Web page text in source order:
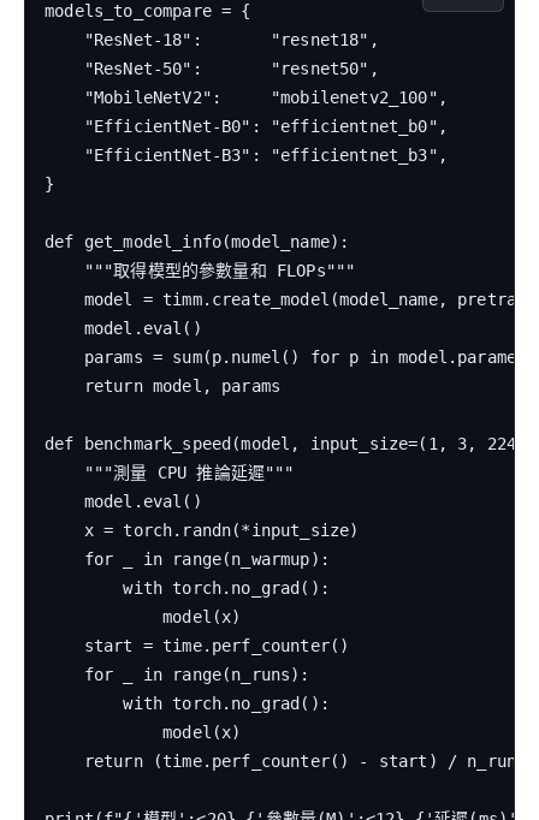
models_to_compare = {
    "ResNet-18":       "resnet18",
    "ResNet-50":       "resnet50",
    "MobileNetV2":     "mobilenetv2_100",
    "EfficientNet-B0": "efficientnet_b0",
    "EfficientNet-B3": "efficientnet_b3",
}
def get_model_info(model_name):
    """取得模型的參數量和 FLOPs"""
model = timm.create_model(model_name,
    model.eval()
params = sum(p.numel() for p in
    return model, params
def benchmark_speed(model, input_size=(1, 3, 224,
    """測量 CPU 推論延遲"""
    model.eval()
    x = torch.randn(*input_size)
    for _ in range(n_warmup):
        with torch.no_grad():
            model(x)
    start = time.perf_counter()
    for _ in range(n_runs):
        with torch.no_grad():
            model(x)
return (time.perf_counter() - start) / n_runs